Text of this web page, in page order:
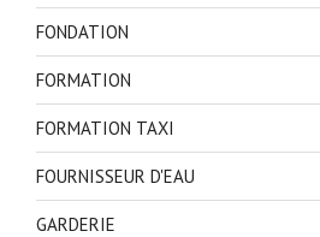
FONDATION
FORMATION
FORMATION TAXI
FOURNISSEUR D'EAU
GARDERIE